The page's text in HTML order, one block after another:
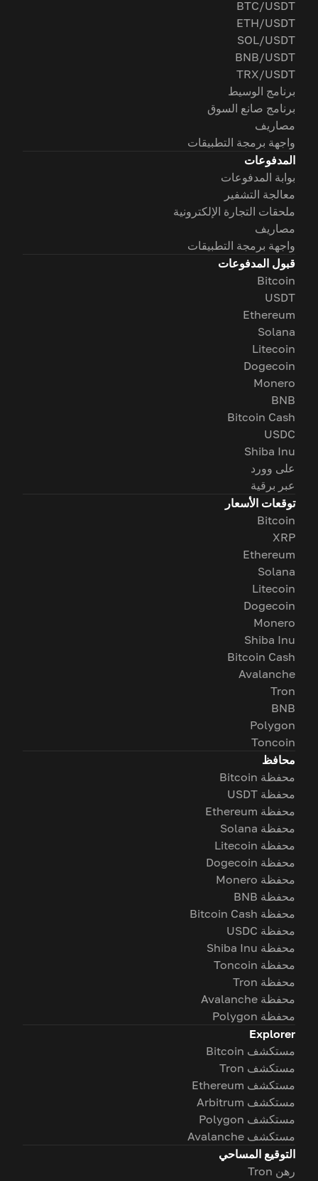
BTC/USDT
ETH/USDT
SOL/USDT
BNB/USDT
TRX/USDT
برنامج الوسيط
برنامج صانع السوق
مصاريف
واجهة برمجة التطبيقات
المدفوعات
بوابة المدفوعات
معالجة التشفير
ملحقات التجارة الإلكترونية
مصاريف
واجهة برمجة التطبيقات
قبول المدفوعات
Bitcoin
USDT
Ethereum
Solana
Litecoin
Dogecoin
Monero
BNB
Bitcoin Cash
USDC
Shiba Inu
على وورد
عبر برقية
توقعات الأسعار
Bitcoin
XRP
Ethereum
Solana
Litecoin
Dogecoin
Monero
Shiba Inu
Bitcoin Cash
Avalanche
Tron
BNB
Polygon
Toncoin
محافظ
محفظة Bitcoin
محفظة USDT
محفظة Ethereum
محفظة Solana
محفظة Litecoin
محفظة Dogecoin
محفظة Monero
محفظة BNB
محفظة Bitcoin Cash
محفظة USDC
محفظة Shiba Inu
محفظة Toncoin
محفظة Tron
محفظة Avalanche
محفظة Polygon
Explorer
مستكشف Bitcoin
مستكشف Tron
مستكشف Ethereum
مستكشف Arbitrum
مستكشف Polygon
مستكشف Avalanche
التوقيع المساحي
رهن Tron